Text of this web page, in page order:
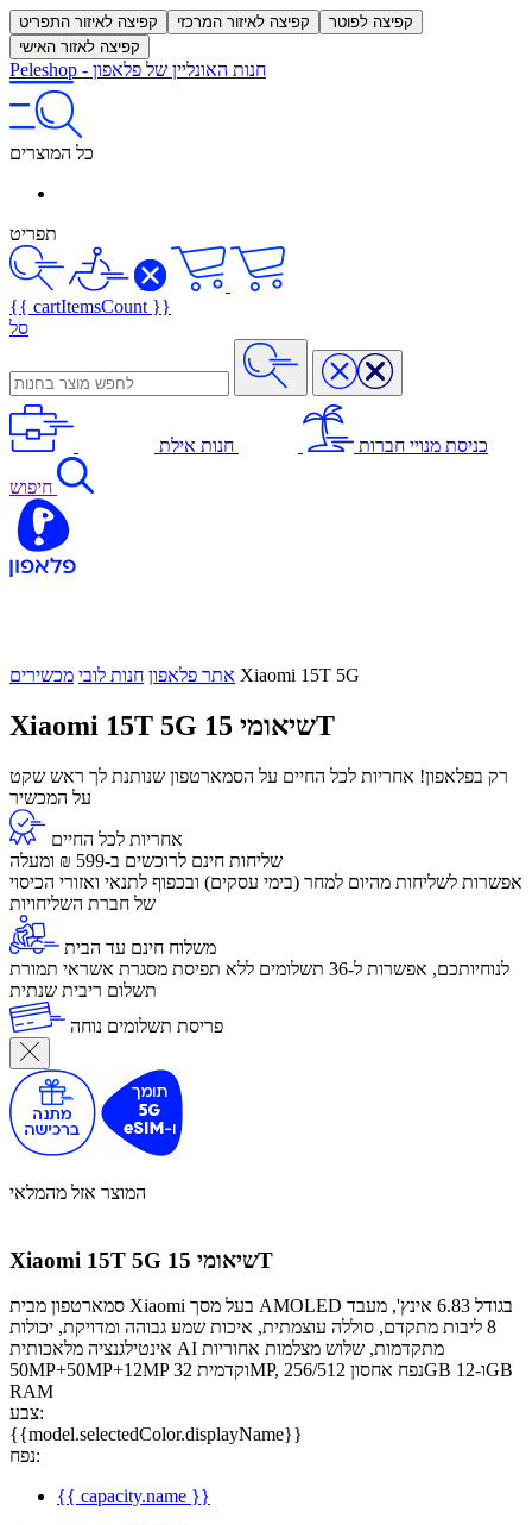
קפיצה לאיזור התפריט קפיצה לאיזור המרכזי
קפיצה לפוטר
קפיצה לאזור האישי
Peleshop - חנות האונליין של פלאפון
כל המוצרים
תפריט
{{ cartItemsCount }}
סל
כניסת מנויי חברות חנות אילת
חיפוש
אתר פלאפון חנות לובי מכשירים Xiaomi 15T 5G
Xiaomi 15T 5G שיאומי 15T
רק בפלאפון! אחריות לכל החיים על הסמארטפון שנותנת לך ראש שקט
על המכשיר
אחריות לכל החיים
שליחות חינם לרוכשים ב-599 ₪ ומעלה
​אפשרות לשליחות מהיום למחר (בימי עסקים) ובכפוף לתנאי ואזורי הכיסוי
של חברת השליחויות
משלוח חינם עד הבית
לנוחיותכם, אפשרות ל-36 תשלומים ללא תפיסת מסגרת אשראי תמורת
תשלום ריבית שנתית
פריסת תשלומים נוחה
המוצר אזל מהמלאי
Xiaomi 15T 5G שיאומי 15T
סמארטפון מבית Xiaomi בעל מסך AMOLED בגודל 6.83 אינץ', מעבד
8 ליבות מתקדם, סוללה עוצמתית, איכות שמע גבוהה ומדויקת, יכולות
אינטילגנציה מלאכותית AI מתקדמות, שלוש מצלמות אחוריות
50MP+50MP+12MP וקדמית 32MP, נפח אחסון 256/512GB ו-12GB
RAM
צבע:
{{model.selectedColor.displayName}}
נפח:
{{ capacity.name }}